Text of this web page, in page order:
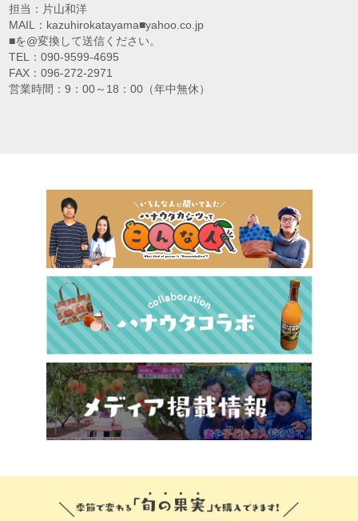
担当：片山和洋
MAIL：kazuhirokatayama■yahoo.co.jp
■を@変換して送信ください。
TEL：090-9599-4695
FAX：096-272-2971
営業時間：9：00～18：00（年中無休）